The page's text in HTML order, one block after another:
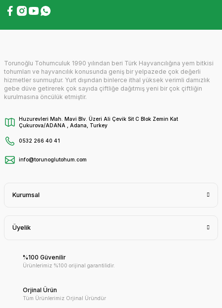
Torunoğlu Tohumculuk 1990 yılından beri Türk Hayvancılığına yem bitkisi
tohumları ve hayvancılık konusunda geniş bir yelpazede çok değerli
hizmetler sunmuştur. Yurt dışından binlerce ithal yüksek verimli damızlık
gebe düve getirerek çok sayıda çiftliğe dağıtmış yeni bir çok çiftliğin
kurulmasına öncülük etmiştir.
Huzurevleri Mah. Mavi Blv. Üzeri Ali Çevik Sit C Blok Zemin Kat
Çukurova/ADANA , Adana, Turkey
0532 266 40 41
info@torunoglutohum.com
Kurumsal
Üyelik
%100 Güvenilir
Ürünlerimiz %100 orijinal garantilidir.
Orjinal Ürün
Tüm Ürünlerimiz Orjinal Üründür